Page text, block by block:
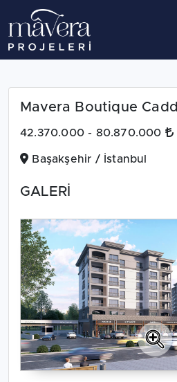
Mavera Boutique
42.370.000 - 80.870.000
Başakşehir / İstanbul
GALERİ